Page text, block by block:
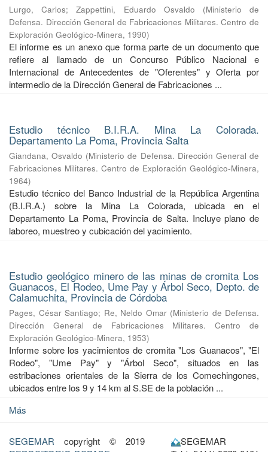
Lurgo, Carlos;Zappettini, Eduardo Osvaldo (Ministerio de
Defensa. Dirección General de Fabricaciones Militares. Centro de
Exploración Geológico-Minera, 1990)
El informe es un anexo que forma parte de un documento que
refiere al llamado de un Concurso Público Nacional e
Internacional de Antecedentes de "Oferentes" y Oferta por
intermedio de la Dirección General de Fabricaciones ...
Estudio técnico B.I.R.A. Mina La Colorada.
Departamento La Poma, Provincia Salta
Giandana, Osvaldo (Ministerio de Defensa. Dirección General de
Fabricaciones Militares. Centro de Exploración Geológico-Minera,
1964)
Estudio técnico del Banco Industrial de la República Argentina
(B.I.R.A.) sobre la Mina La Colorada, ubicada en el
Departamento La Poma, Provincia de Salta. Incluye plano de
laboreo, muestreo y cubicación del yacimiento.
Estudio geológico minero de las minas de cromita Los
Guanacos, El Rodeo, Ume Pay y Árbol Seco, Depto. de
Calamuchita, Provincia de Córdoba
Pages, César Santiago; Re, Neldo Omar (Ministerio de Defensa.
Dirección General de Fabricaciones Militares. Centro de
Exploración Geológico-Minera, 1953)
Informe sobre los yacimientos de cromita "Los Guanacos", "El
Rodeo", "Ume Pay" y "Árbol Seco", situados en las
estribaciones orientales de la Sierra de los Comechingones,
ubicados entre los 9 y 14 km al S.SE de la población ...
Más
SEGEMAR copyright © 2019
SEGEMAR